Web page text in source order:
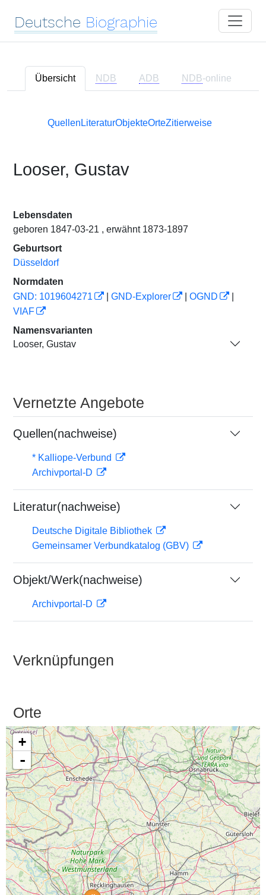
Deutsche Biographie
Übersicht NDB ADB NDB-online
Quellen LiteraturObjekteOrteZitierweise
Looser, Gustav
Lebensdaten
geboren 1847-03-21 , erwähnt 1873-1897
Geburtsort
Düsseldorf
Normdaten
GND: 1019604271
GND-Explorer OGND
VIAF
Namensvarianten
Looser, Gustav
Vernetzte Angebote
Quellen(nachweise)
* Kalliope-Verbund
Archivportal-D
Literatur(nachweise)
Deutsche Digitale Bibliothek
Gemeinsamer Verbundkatalog (GBV)
Objekt/Werk(nachweise)
Archivportal-D
Verknüpfungen
Orte
+
-